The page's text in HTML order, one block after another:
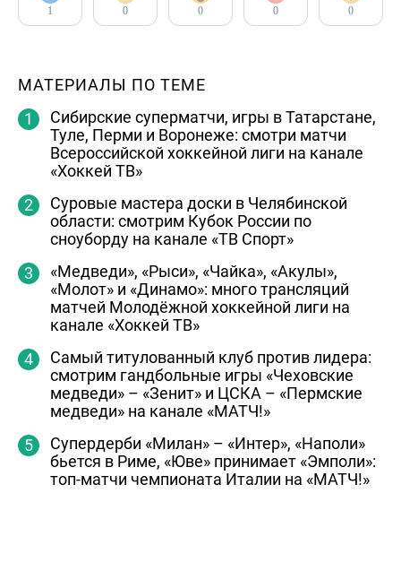
1 0 0 0 0
МАТЕРИАЛЫ ПО ТЕМЕ
Сибирские суперматчи, игры в Татарстане,
Туле, Перми и Воронеже: смотри матчи
Всероссийской хоккейной лиги на канале
«Хоккей ТВ»
Суровые мастера доски в Челябинской
области: смотрим Кубок России по
сноуборду на канале «ТВ Спорт»
«Медведи», «Рыси», «Чайка», «Акулы»,
«Молот» и «Динамо»: много трансляций
матчей Молодёжной хоккейной лиги на
канале «Хоккей ТВ»
Самый титулованный клуб против лидера:
смотрим гандбольные игры «Чеховские
медведи» – «Зенит» и ЦСКА – «Пермские
медведи» на канале «МАТЧ!»
Супердерби «Милан» – «Интер», «Наполи»
бьется в Риме, «Юве» принимает «Эмполи»:
топ-матчи чемпионата Италии на «МАТЧ!»